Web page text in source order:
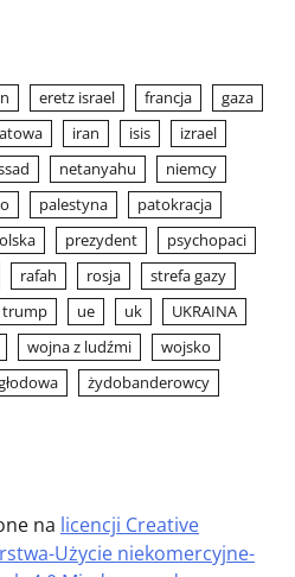
eretz israel francja
gaza
iran isis
izrael
netanyahu
niemcy
palestyna
patokracja
prezydent
psychopaci
rafah rosja
strefa gazy
trump ue uk
UKRAINA
wojna z ludźmi
wojsko
żydobanderowcy
na licencji Creative
Użycie niekomercyjne-